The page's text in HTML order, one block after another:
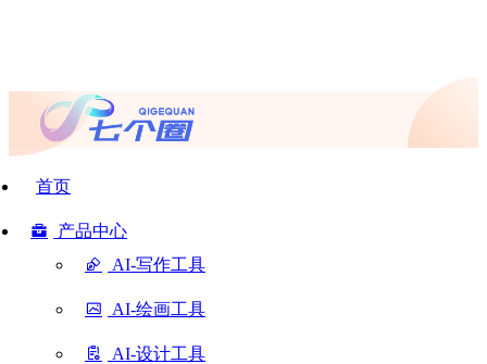
首页
产品中心
AI-写作工具
AI-绘画工具
AI-设计工具